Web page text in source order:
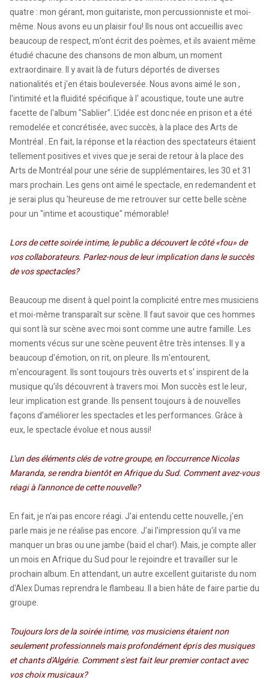
quatre : mon gérant, mon guitariste, mon percussionniste et moi-
même. Nous avons eu un plaisir fou! Ils nous ont accueillis avec
beaucoup de respect, m'ont écrit des poèmes, et ils avaient même
étudié chacune des chansons de mon album, un moment
extraordinaire. Il y avait là de futurs déportés de diverses
nationalités et j'en étais bouleversée. Nous avons aimé le son ,
l'intimité et la fluidité spécifique à l' acoustique, toute une autre
facette de l'album "Sablier". L'idée est donc née en prison et a été
remodelée et concrétisée, avec succès, à la place des Arts de
Montréal . En fait, la réponse et la réaction des spectateurs étaient
tellement positives et vives que je serai de retour à la place des
Arts de Montréal pour une série de supplémentaires, les 30 et 31
mars prochain. Les gens ont aimé le spectacle, en redemandent et
je serai plus qu 'heureuse de me retrouver sur cette belle scène
pour un "intime et acoustique" mémorable!
Lors de cette soirée intime, le public a découvert le côté «fou» de
vos collaborateurs. Parlez-nous de leur implication dans le succès
de vos spectacles?
Beaucoup me disent à quel point la complicité entre mes musiciens
et moi-même transparaît sur scène. Il faut savoir que ces hommes
qui sont là sur scène avec moi sont comme une autre famille. Les
moments vécus sur une scène peuvent être très intenses. Il y a
beaucoup d'émotion, on rit, on pleure. Ils m'entourent,
m'encouragent. Ils sont toujours très ouverts et s' inspirent de la
musique qu'ils découvrent à travers moi. Mon succès est le leur,
leur implication est grande. Ils pensent toujours à de nouvelles
façons d'améliorer les spectacles et les performances. Grâce à
eux, le spectacle évolue et nous aussi!
L'un des éléments clés de votre groupe, en l'occurrence Nicolas
Maranda, se rendra bientôt en Afrique du Sud. Comment avez-vous
réagi à l'annonce de cette nouvelle?
En fait, je n'ai pas encore réagi. J'ai entendu cette nouvelle, j'en
parle mais je ne réalise pas encore. J'ai l'impression qu'il va me
manquer un bras ou une jambe (baïd el char!). Mais, je compte aller
un mois en Afrique du Sud pour le rejoindre et travailler sur le
prochain album. En attendant, un autre excellent guitariste du nom
d'Alex Dumas reprendra le flambeau. Il a bien hâte de faire partie du
groupe.
Toujours lors de la soirée intime, vos musiciens étaient non
seulement professionnels mais profondément épris des musiques
et chants d'Algérie. Comment s'est fait leur premier contact avec
vos choix musicaux?